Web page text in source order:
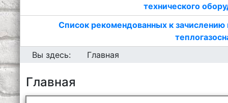
технического
Список рекомендованных к
Вы здесь:
Главная
Главная